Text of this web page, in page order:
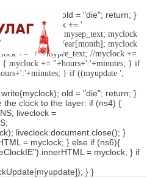
old = "die"; return; }
= ''; myclock += '
//myclock += ' '+mysep_text; myclock
'+MonthsOfYear[month]; myclock
+= ' / '+mypre_text; //myclock +=
myclock += ''+hours+':'+minutes; } if
} if ((myupdate ';
old = "die"; return; }
the clock to the layer: if (ns4) {
liveclock =
liveclock.document.close(); }
= myclock; } else if (ns6){
= myclock; } if
} }